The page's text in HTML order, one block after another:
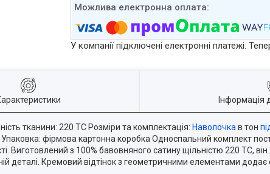
У компанії підключені електронні платежі.
Інформація
тканини: 220 TC Розміри та комплектація: Наволочка в тон
фірмова картонна коробка Односпальний комплект
Виготовлений з 100% бавовняного сатину щільністю 220 TC,
деталі. Кремовий відтінок з геометричними елементами додає